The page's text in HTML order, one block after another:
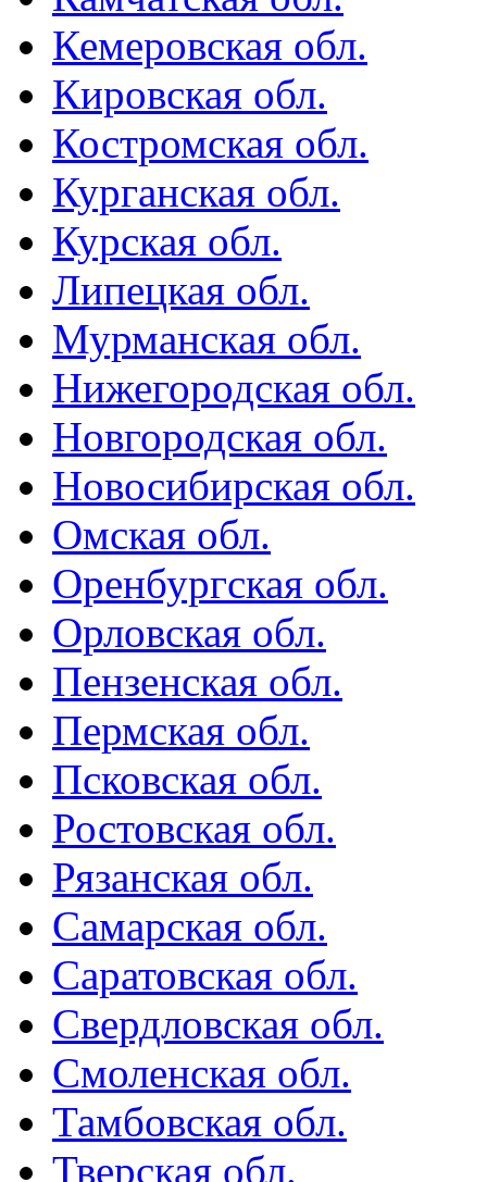
Кемеровская обл.
Кировская обл.
Костромская обл.
Курганская обл.
Курская обл.
Липецкая обл.
Мурманская обл.
Нижегородская обл.
Новгородская обл.
Новосибирская обл.
Омская обл.
Оренбургская обл.
Орловская обл.
Пензенская обл.
Пермская обл.
Псковская обл.
Ростовская обл.
Рязанская обл.
Самарская обл.
Саратовская обл.
Свердловская обл.
Смоленская обл.
Тамбовская обл.
Тверская обл.